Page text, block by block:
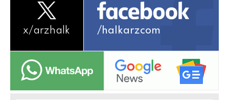
x/arzhalk /halkarzcom